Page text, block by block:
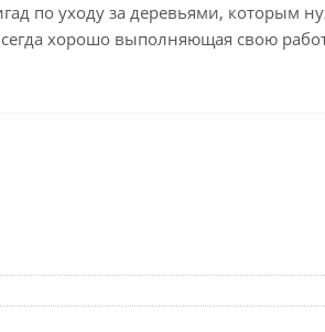
по уходу за деревьями, которым
хорошо выполняющая свою